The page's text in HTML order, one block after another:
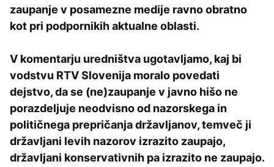
zaupanje v posamezne medije ravno obratno
kot pri podpornikih aktualne oblasti.
V komentarju uredništva ugotavljamo, kaj bi
vodstvu RTV Slovenija moralo povedati
dejstvo, da se (ne)zaupanje v javno hišo ne
porazdeljuje neodvisno od nazorskega in
političnega prepričanja državljanov, temveč ji
državljani levih nazorov izrazito zaupajo,
državljani konservativnih pa izrazito ne zaupajo.